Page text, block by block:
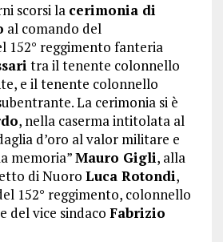
scorsi la cerimonia di
al comando del
152° reggimento fanteria
tra il tenente colonnello
e il tenente colonnello
La cerimonia si è
, nella caserma intitolata al
d’oro al valor militare e
memoria”Mauro Gigli, alla
di Nuoro Luca Rotondi,
152° reggimento, colonnello
del vice sindaco Fabrizio